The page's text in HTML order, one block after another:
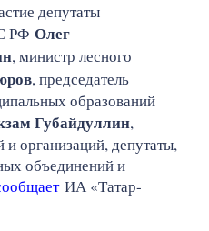
депутаты
РФ Олег
, министр лесного
, председатель
образований
Губайдуллин,
и организаций, депутаты,
объединений и
ИА «Татар-